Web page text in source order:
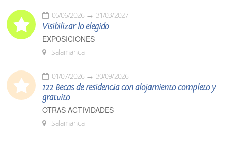
05/06/2026 31/03/2027
Visibilizar lo elegido
EXPOSICIONES
Salamanca
01/07/2026 30/09/2026
122 Becas de residencia con alojamiento completo y
gratuito
OTRAS ACTIVIDADES
Salamanca